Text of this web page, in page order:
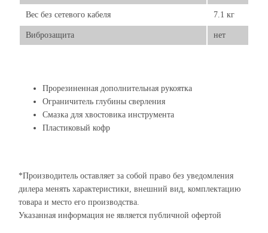
Вес без сетевого кабеля 7.1 кг
Виброзащита нет
Прорезиненная дополнительная рукоятка
Ограничитель глубины сверления
Смазка для хвостовика инструмента
Пластиковый кофр
*Производитель оставляет за собой право без уведомления
дилера менять характеристики, внешний вид, комплектацию
товара и место его производства.
Указанная информация не является публичной офертой